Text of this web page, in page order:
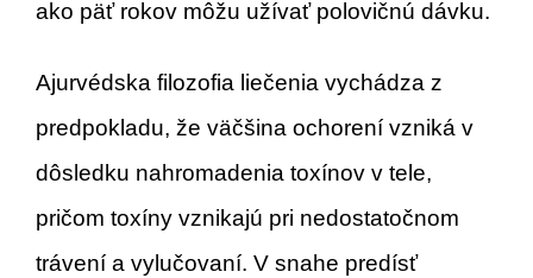
ako päť rokov môžu užívať polovičnú dávku.
Ajurvédska filozofia liečenia vychádza z
predpokladu, že väčšina ochorení vzniká v
dôsledku nahromadenia toxínov v tele,
pričom toxíny vznikajú pri nedostatočnom
trávení a vylučovaní. V snahe predísť